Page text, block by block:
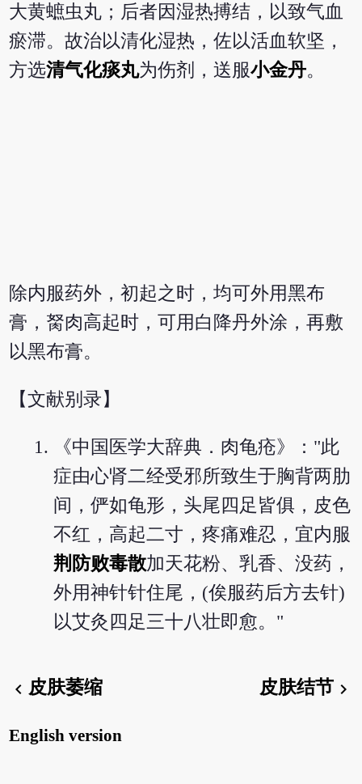
大黄蟅虫丸；后者因湿热搏结，以致气血
瘀滞。故治以清化湿热，佐以活血软坚，
方选清气化痰丸为伤剂，送服小金丹。
除内服药外，初起之时，均可外用黑布
膏，胬肉高起时，可用白降丹外涂，再敷
以黑布膏。
【文献别录】
《中国医学大辞典．肉龟疮》："此
症由心肾二经受邪所致生于胸背两肋
间，俨如龟形，头尾四足皆俱，皮色
不红，高起二寸，疼痛难忍，宜内服
荆防败毒散加天花粉、乳香、没药，
外用神针针住尾，(俟服药后方去针)
以艾灸四足三十八壮即愈。"
chevron_left皮肤萎缩 皮肤结节 chevron_right
English version